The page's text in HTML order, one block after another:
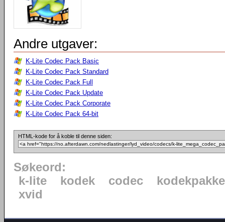
Andre utgaver:
K-Lite Codec Pack Basic
K-Lite Codec Pack Standard
K-Lite Codec Pack Full
K-Lite Codec Pack Update
K-Lite Codec Pack Corporate
K-Lite Codec Pack 64-bit
HTML-kode for å koble til denne siden:
Søkeord:
k-lite
kodek codec
kodekpakke
xvid